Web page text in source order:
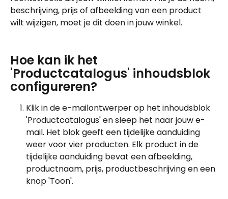
beschrijving, prijs of afbeelding van een product
wilt wijzigen, moet je dit doen in jouw winkel.
Hoe kan ik het
'Productcatalogus' inhoudsblok
configureren?
Klik in de e-mailontwerper op het inhoudsblok
'Productcatalogus' en sleep het naar jouw e-
mail. Het blok geeft een tijdelijke aanduiding
weer voor vier producten. Elk product in de
tijdelijke aanduiding bevat een afbeelding,
productnaam, prijs, productbeschrijving en een
knop 'Toon'.